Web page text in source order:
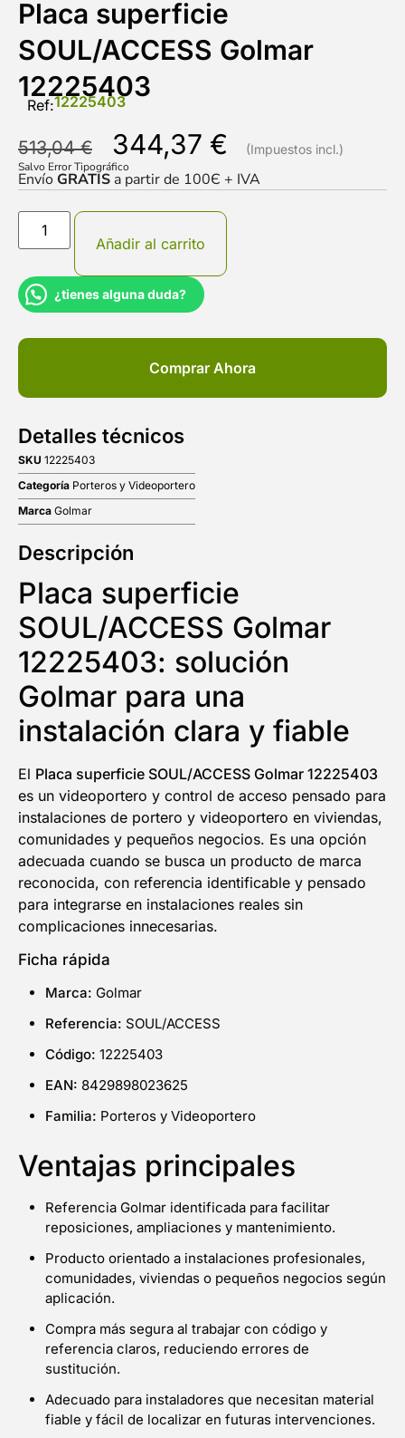
Placa superficie
SOUL/ACCESS Golmar
12225403
Ref:12225403
513,04€ 344,37 €
Salvo Error Tipográfico
EnvíoGRATIS a partir de 100Є + IVA
Añadir al carrito
¿tienes alguna duda?
Comprar Ahora
Detalles técnicos
SKU 12225403
Categoría Porteros y Videoportero
Marca Golmar
Descripción
Placa superficie
SOUL/ACCESS Golmar
12225403: solución
Golmar para una
instalación clara y fiable
El Placa superficie SOUL/ACCESS Golmar 12225403
es un videoportero y control de acceso pensado para
instalaciones de portero y videoportero en viviendas,
comunidades y pequeños negocios. Es una opción
adecuada cuando se busca un producto de marca
reconocida, con referencia identificable y pensado
para integrarse en instalaciones reales sin
complicaciones innecesarias.
Ficha rápida
Marca: Golmar
Referencia: SOUL/ACCESS
Código: 12225403
EAN: 8429898023625
Familia: Porteros y Videoportero
Ventajas principales
Referencia Golmar identificada para facilitar
reposiciones, ampliaciones y mantenimiento.
Producto orientado a instalaciones profesionales,
comunidades, viviendas o pequeños negocios según
aplicación.
Compra más segura al trabajar con código y
referencia claros, reduciendo errores de
sustitución.
Adecuado para instaladores que necesitan material
fiable y fácil de localizar en futuras intervenciones.
5% DESCUENTO
EN TU PRIMERA COMPRA
NOMBRE
Email